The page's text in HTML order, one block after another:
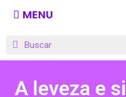
MENU
A leveza e